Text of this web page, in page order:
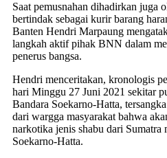
Saat pemusnahan dihadirkan juga
bertindak sebagai kurir barang
Banten Hendri Marpaung
langkah aktif pihak BNN dalam
penerus bangsa.
Hendri menceritakan, kronologis
hari Minggu 27 Juni 2021 sekitar
Bandara Soekarno-Hatta,
dari wargga masyarakat bahwa
narkotika jenis shabu dari
Soekarno-Hatta.